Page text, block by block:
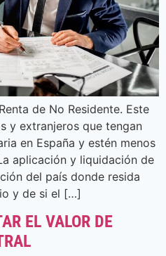
de No Residente. Este
y extranjeros que tengan
en España y estén menos
aplicación y liquidación de
del país donde resida
y de si el […]
EL VALOR DE